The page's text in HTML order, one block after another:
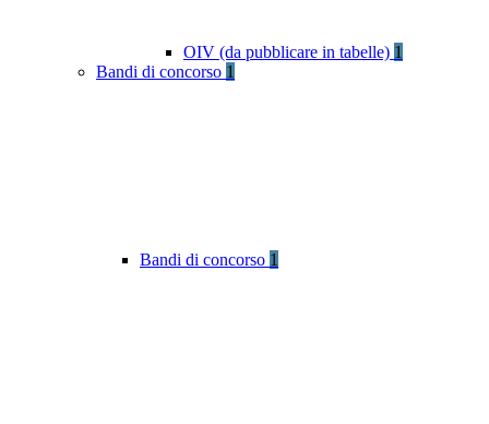
OIV (da pubblicare in tabelle) 1
Bandi di concorso 1
Bandi di concorso 1